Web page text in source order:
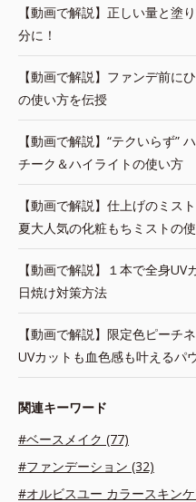
【動画で解説】正しい量と塗
分に！
【動画で解説】ファンデ前に
の使い方を伝授
【動画で解説】“テクいらず”
チーク＆ハイライトの使い方
【動画で解説】仕上げのミス
夏大人気の化粧もちミストの
【動画で解説】１本で全身
日焼け対策方法
【動画で解説】限定色ピーチ
UVカットも血色感も叶えるパ
関連キーワード
#ベースメイク (77)
#ファンデーション (32)
#オルビスユー カラースキン